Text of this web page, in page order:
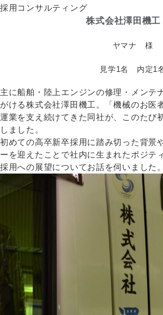
採用コンサルティング
株式会社澤田機
ヤマナ 様
見学1名 内定1
主に船舶・陸上エンジンの修理・メンテ
がける株式会社澤田機工。「機械のお医
運業を支え続けてきた同社が、このたび
しました。
初めての高卒新卒採用に踏み切った背景
ーを迎えたことで社内に生まれたポジテ
採用への展望についてお話を伺いました。